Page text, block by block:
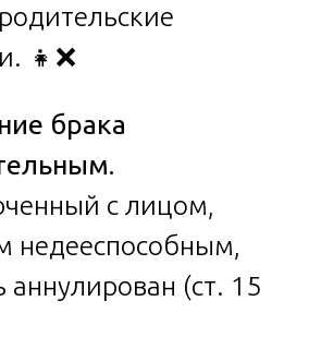
👧❌
брака
с лицом,
недееспособным,
(ст. 15